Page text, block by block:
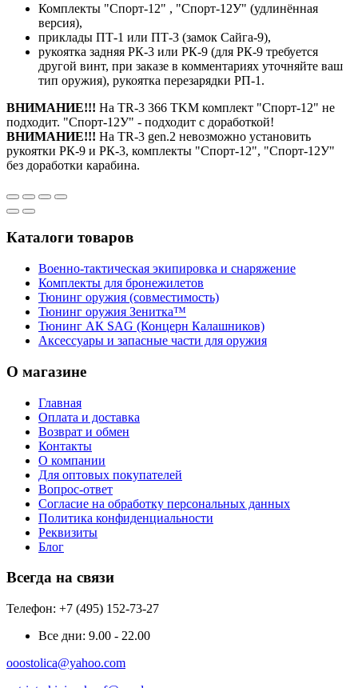
Комплекты "Спорт-12" , "Спорт-12У" (удлинённая
версия),
приклады ПТ-1 или ПТ-3 (замок Сайга-9),
рукоятка задняя РК-3 или РК-9 (для РК-9 требуется
другой винт, при заказе в комментариях уточняйте ваш
тип оружия), рукоятка перезарядки РП-1.
ВНИМАНИЕ!!! На TR-3 366 TKM комплект "Спорт-12" не
подходит. "Спорт-12У" - подходит с доработкой!
ВНИМАНИЕ!!! На TR-3 gen.2 невозможно установить
рукоятки РК-9 и РК-3, комплекты "Спорт-12", "Спорт-12У"
без доработки карабина.
Каталоги товаров
Военно-тактическая экипировка и снаряжение
Комплекты для бронежилетов
Тюнинг оружия (совместимость)
Тюнинг оружия Зенитка™
Тюнинг АК SAG (Концерн Калашников)
Аксессуары и запасные части для оружия
О магазине
Главная
Оплата и доставка
Возврат и обмен
Контакты
О компании
Для оптовых покупателей
Вопрос-ответ
Согласие на обработку персональных данных
Политика конфиденциальности
Реквизиты
Блог
Всегда на связи
Телефон: +7 (495) 152-73-27
Все дни: 9.00 - 22.00
ooostolica@yahoo.com